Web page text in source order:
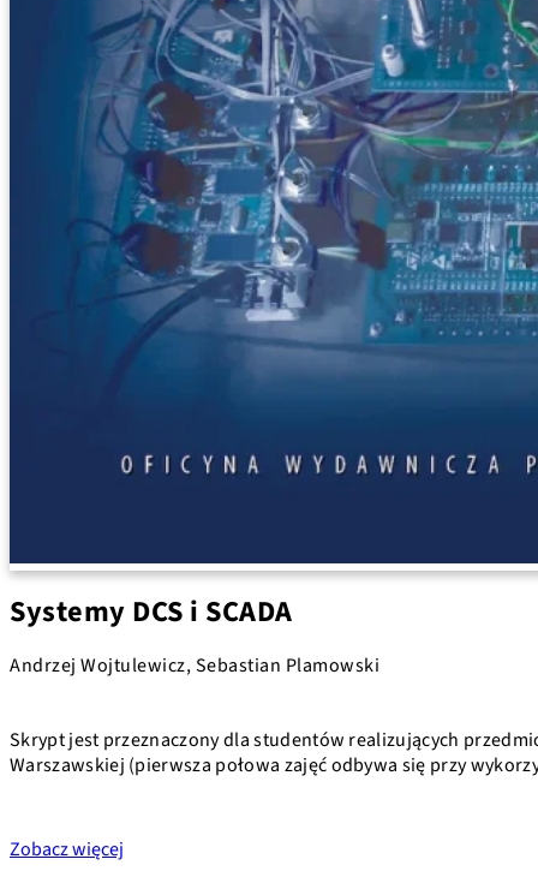
Systemy DCS i SCADA
Andrzej Wojtulewicz, Sebastian Plamowski
Skrypt jest przeznaczony dla studentów realizujących
Warszawskiej (pierwsza połowa zajęć odbywa się przy
Zobacz więcej